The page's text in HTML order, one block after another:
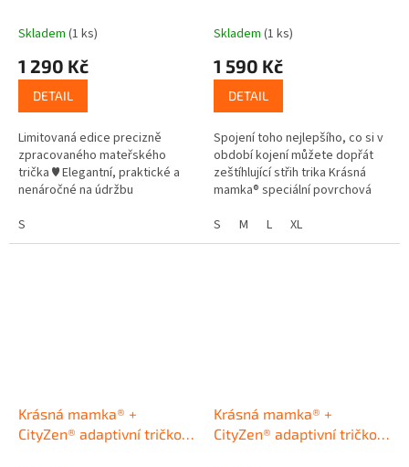
Skladem (1 ks)
1 290 Kč
DETAIL
Limitovaná edice precizně
zpracovaného mateřského
trička ♥ Elegantní, praktické a
nenáročné na údržbu
bavlna, 5% elastan) Vysoký...
S
Skladem (1 ks)
1 590 Kč
DETAIL
Spojení toho nejlepšího, co si v
období kojení můžete dopřát
zeštíhlující střih trika Krásná
mamka® speciální povrchová
nečistotám nebude na...
S M L XL
Krásná mamka® +
CityZen® adaptivní tričko
Krásná mamka® +
CityZen® adaptivní tričko